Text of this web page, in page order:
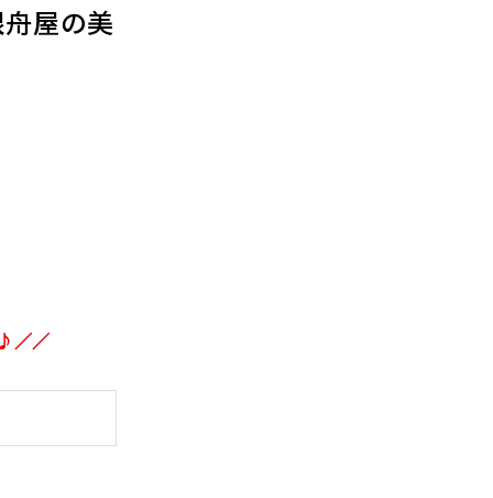
屋の美
／／